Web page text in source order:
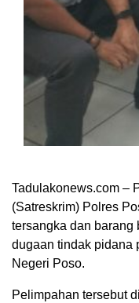
Tadulakonews.com –
(Satreskrim) Polres
tersangka dan barang
dugaan tindak pidana
Negeri Poso.
Pelimpahan tersebut